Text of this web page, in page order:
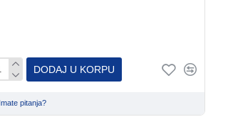
DODAJ U KORPU
Imate pitanja?